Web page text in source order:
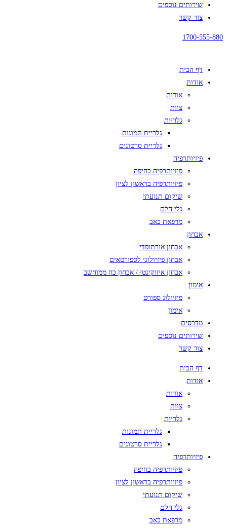
שירותים נוספים
צור קשר
1700-555-880
דף הבית
אודות
אודות
צוות
גלריות
גלריית תמונות
גלריית סרטונים
פיזיותרפיה
פיזיותרפיה בחיפה
פיזיותרפיה בראשון לציון
שיקום תנועתי
גלי הלם
מרפאת כאב
אבחון
אבחון אורתופדי
אבחון פיזיולוגי לספורטאים
אבחון איזוקינטי / אבחון כח ממוחשב
אימון
פיזיולוג ספורט
אימון
מדרסים
שירותים נוספים
צור קשר
דף הבית
אודות
אודות
צוות
גלריות
גלריית תמונות
גלריית סרטונים
פיזיותרפיה
פיזיותרפיה בחיפה
פיזיותרפיה בראשון לציון
שיקום תנועתי
גלי הלם
מרפאת כאב